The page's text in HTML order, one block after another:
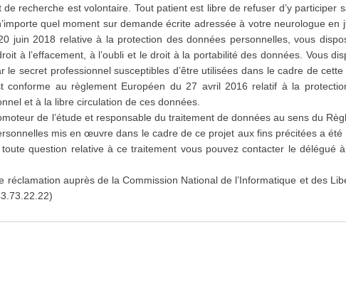
recherche est volontaire. Tout patient est libre de refuser d’y participer
quel moment sur demande écrite adressée à votre neurologue
juin 2018 relative à la protection des données personnelles, vous
à l’effacement, à l’oubli et le droit à la portabilité des données. Vous
le secret professionnel susceptibles d’être utilisées dans le cadre de
conforme au règlement Européen du 27 avril 2016 relatif à la
et à la libre circulation de ces données.
de l’étude et responsable du traitement de données au sens du
mis en œuvre dans le cadre de ce projet aux fins précitées a
question relative à ce traitement vous pouvez contacter le délégué
réclamation auprès de la Commission National de l’Informatique et des